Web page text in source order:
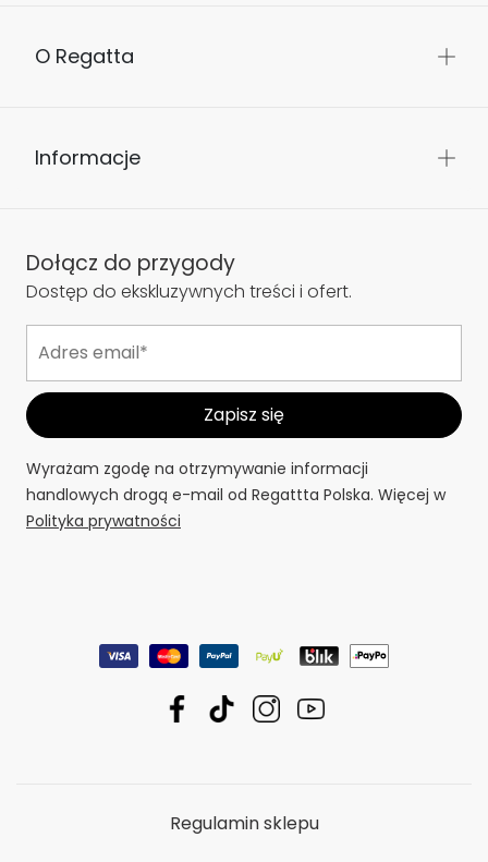
O Regatta
Informacje
Dołącz do przygody
Dostęp do ekskluzywnych treści i ofert.
Wyrażam zgodę na otrzymywanie informacji
handlowych drogą e-mail od Regattta Polska. Więcej w
Polityka prywatności
Regulamin sklepu